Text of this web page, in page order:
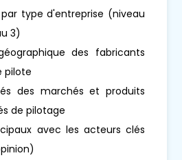
type d'entreprise (niveau
3)
des fabricants
pilote
des marchés et produits
de pilotage
avec les acteurs clés